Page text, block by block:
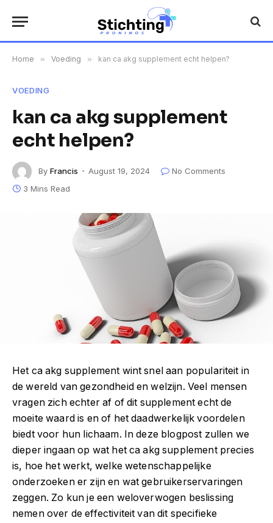
Home » Voeding » kan ca akg supplement echt helpen?
VOEDING
kan ca akg supplement
echt helpen?
By Francis August 19, 2024
No Comments
3 Mins Read
Het ca akg supplement wint snel aan populariteit in
de wereld van gezondheid en welzijn. Veel mensen
vragen zich echter af of dit supplement echt de
moeite waard is en of het daadwerkelijk voordelen
biedt voor hun lichaam. In deze blogpost zullen we
dieper ingaan op wat het ca akg supplement precies
is, hoe het werkt, welke wetenschappelijke
onderzoeken er zijn en wat gebruikerservaringen
zeggen. Zo kun je een weloverwogen beslissing
nemen over de effectiviteit van dit specifieke